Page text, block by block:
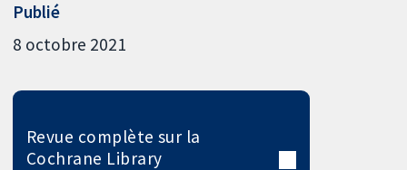
Publié
8 octobre 2021
Revue complète sur la
Cochrane Library